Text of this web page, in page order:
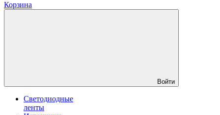
Корзина
Войти
Светодиодные
ленты